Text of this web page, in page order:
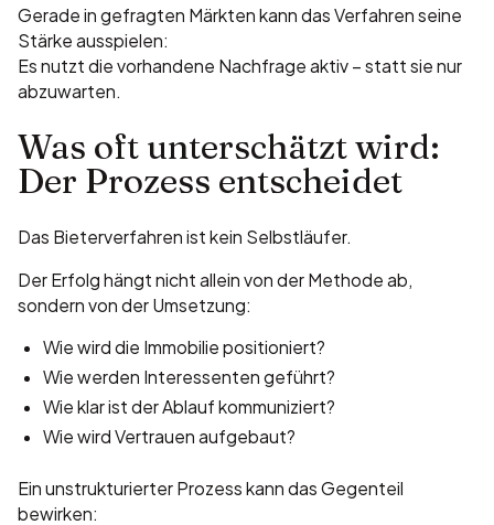
Gerade in gefragten Märkten kann das Verfahren seine
Stärke ausspielen:
Es nutzt die vorhandene Nachfrage aktiv – statt sie nur
abzuwarten.
Was oft unterschätzt wird:
Der Prozess entscheidet
Das Bieterverfahren ist kein Selbstläufer.
Der Erfolg hängt nicht allein von der Methode ab,
sondern von der Umsetzung:
Wie wird die Immobilie positioniert?
Wie werden Interessenten geführt?
Wie klar ist der Ablauf kommuniziert?
Wie wird Vertrauen aufgebaut?
Ein unstrukturierter Prozess kann das Gegenteil
bewirken: